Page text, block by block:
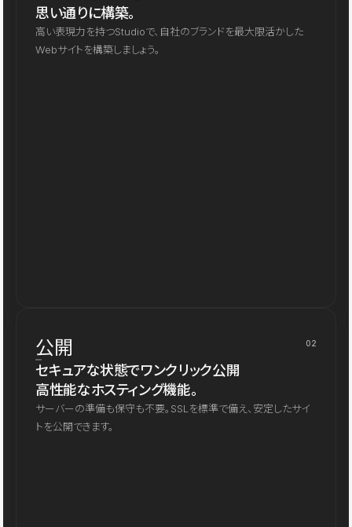
思い通りに構築。
高い表現力を持つStudioで、自社のブランドを最大限活かした
Webサイトを構築しましょう。
公開 02
セキュアな状態でワンクリック公開
高性能なホスティング機能。
サーバーの準備も保守も不要。SSLを標準で備え、安定したサイ
トを公開できます。